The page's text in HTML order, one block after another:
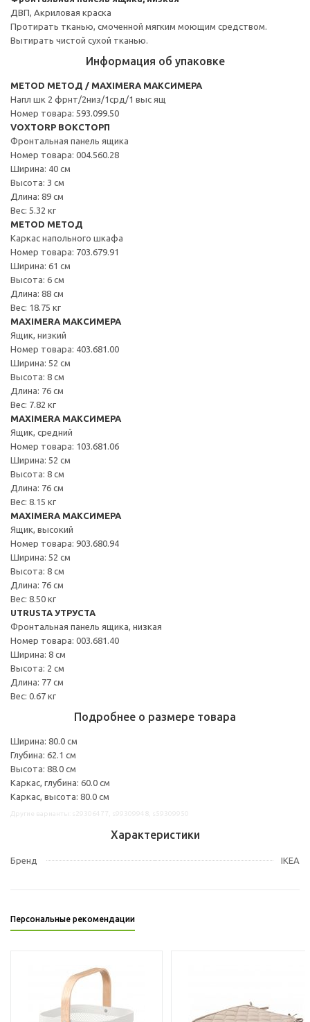
ДВП, Акриловая краска
Протирать тканью, смоченной мягким моющим средством.
Вытирать чистой сухой тканью.
Информация об упаковке
METOD МЕТОД / MAXIMERA МАКСИМЕРА
Напл шк 2 фрнт/2низ/1срд/1 выс ящ
Номер товара: 593.099.50
VOXTORP ВОКСТОРП
Фронтальная панель ящика
Номер товара: 004.560.28
Ширина: 40 см
Высота: 3 см
Длина: 89 см
Вес: 5.32 кг
METOD МЕТОД
Каркас напольного шкафа
Номер товара: 703.679.91
Ширина: 61 см
Высота: 6 см
Длина: 88 см
Вес: 18.75 кг
MAXIMERA МАКСИМЕРА
Ящик, низкий
Номер товара: 403.681.00
Ширина: 52 см
Высота: 8 см
Длина: 76 см
Вес: 7.82 кг
MAXIMERA МАКСИМЕРА
Ящик, средний
Номер товара: 103.681.06
Ширина: 52 см
Высота: 8 см
Длина: 76 см
Вес: 8.15 кг
MAXIMERA МАКСИМЕРА
Ящик, высокий
Номер товара: 903.680.94
Ширина: 52 см
Высота: 8 см
Длина: 76 см
Вес: 8.50 кг
UTRUSTA УТРУСТА
Фронтальная панель ящика, низкая
Номер товара: 003.681.40
Ширина: 8 см
Высота: 2 см
Длина: 77 см
Вес: 0.67 кг
Подробнее о размере товара
Ширина: 80.0 см
Глубина: 62.1 см
Высота: 88.0 см
Каркас, глубина: 60.0 см
Каркас, высота: 80.0 см
Характеристики
Бренд IKEA
Персональные рекомендации